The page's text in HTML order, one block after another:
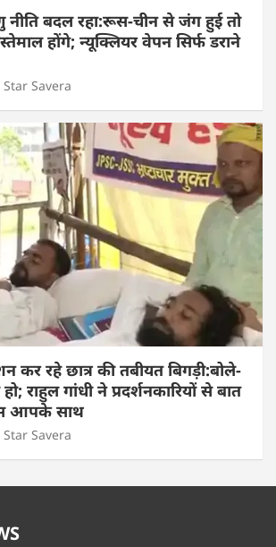
नीति बदल रहा:रूस-चीन से जंग हुई तो
होंगे; न्यूक्लियर वेपन सिर्फ डराने
Star Savera
रहे छात्र की तबीयत बिगड़ी:बोले-
हो; राहुल गांधी ने प्रदर्शनकारियों से बात
आपके साथ
Star Savera